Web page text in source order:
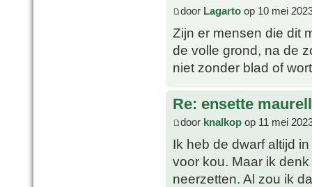
door Lagarto op 10 mei
Zijn er mensen die dit
de volle grond, na de
niet zonder blad of
Re: ensette
door knalkop op 11 mei
Ik heb de dwarf altijd
voor kou. Maar ik
neerzetten. Al zou ik